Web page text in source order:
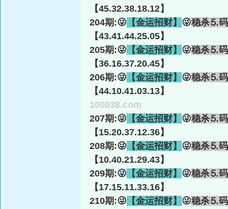
【45.32.38.18.12】
204期:😜 【金运招财】 😜稳杀⒌码
【43.41.44.25.05】
205期:😜 【金运招财】 😜稳杀⒌码
【36.16.37.20.45】
206期:😜 【金运招财】 😜稳杀⒌码
【44.10.41.03.13】
100038.com
207期:😜 【金运招财】 😜稳杀⒌码
【15.20.37.12.36】
208期:😜 【金运招财】 😜稳杀⒌码
【10.40.21.29.43】
209期:😜 【金运招财】 😜稳杀⒌码
【17.15.11.33.16】
210期:😜 【金运招财】 😜稳杀⒌码